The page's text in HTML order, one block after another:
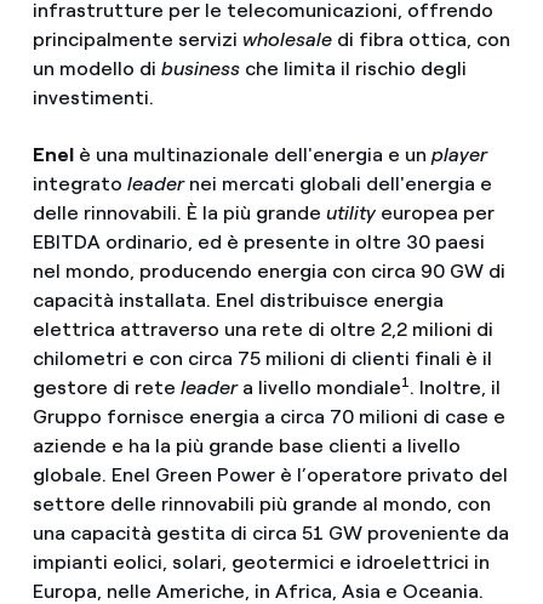
infrastrutture per le telecomunicazioni, offrendo
principalmente servizi wholesaledi fibra ottica, con
un modello di businessche limita il rischio degli
investimenti.
Enelè una multinazionale dell'energia e un player
integrato leadernei mercati globali dell'energia e
delle rinnovabili. È la più grande utilityeuropea per
EBITDA ordinario, ed è presente in oltre 30 paesi
nel mondo, producendo energia con circa 90 GW di
capacità installata. Enel distribuisce energia
elettrica attraverso una rete di oltre 2,2 milioni di
chilometri e con circa 75 milioni di clienti finali è il
gestore di rete leadera livello mondiale1 . Inoltre, il
Gruppo fornisce energia a circa 70 milioni di case e
aziende e ha la più grande base clienti a livello
globale. Enel Green Power è l’operatore privato del
settore delle rinnovabili più grande al mondo, con
una capacità gestita di circa 51 GW proveniente da
impianti eolici, solari, geotermici e idroelettrici in
Europa, nelle Americhe, in Africa, Asia e Oceania.